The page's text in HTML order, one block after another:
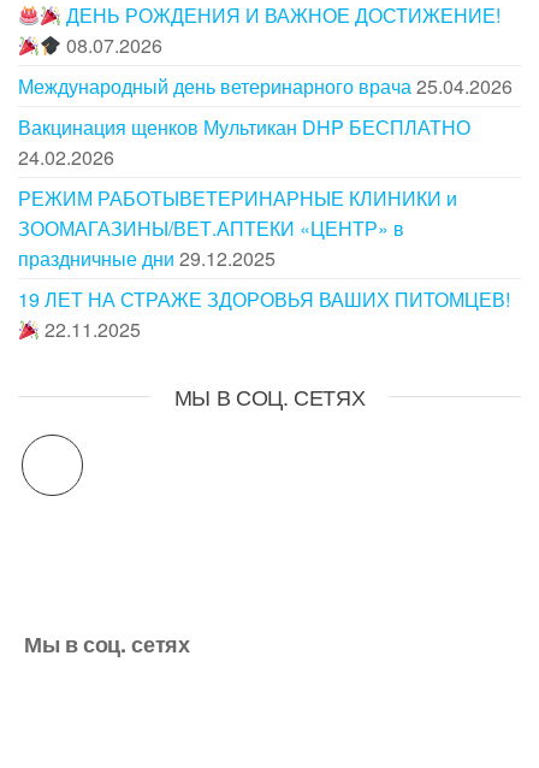
ДЕНЬ РОЖДЕНИЯ И ВАЖНОЕ ДОСТИЖЕНИЕ!
08.07.2026
Международный день ветеринарного врача25.04.2026
Вакцинация щенков Мультикан DHP БЕСПЛАТНО
24.02.2026
РЕЖИМ РАБОТЫВЕТЕРИНАРНЫЕ КЛИНИКИ и
ЗООМАГАЗИНЫ/ВЕТ.АПТЕКИ «ЦЕНТР» в
праздничные дни 29.12.2025
19 ЛЕТ НА СТРАЖЕ ЗДОРОВЬЯ ВАШИХ ПИТОМЦЕВ!
22.11.2025
МЫ В СОЦ. СЕТЯХ
Мы в соц. сетях